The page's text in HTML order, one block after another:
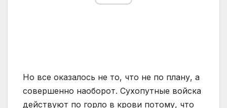
Но все оказалось не то, что не по плану, а
совершенно наоборот. Сухопутные войска
действуют по горло в крови потому, что